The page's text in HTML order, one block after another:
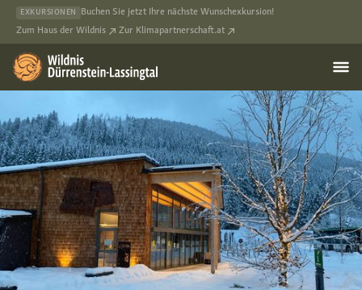
EXKURSIONEN
Buchen Sie jetzt Ihre nächste Wunschexkursion!
Zum Haus der Wildnis
Zur Klimapartnerschaft.at